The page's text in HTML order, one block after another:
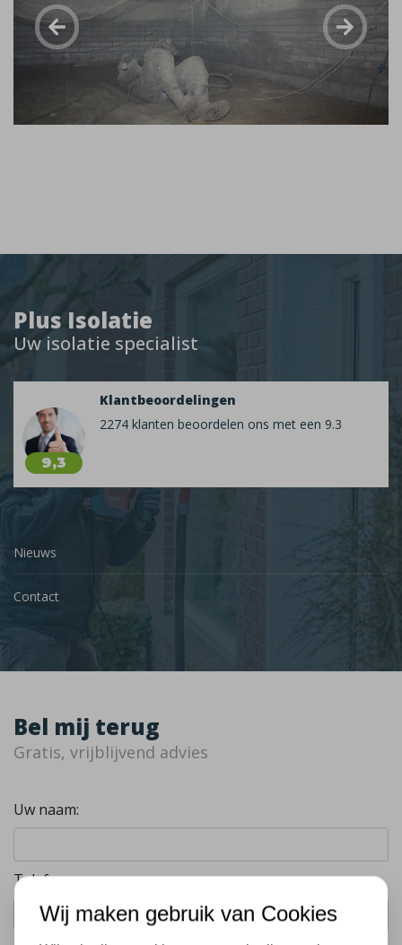
Plus Isolatie
Uw isolatie specialist
9,3
Klantbeoordelingen
2274 klanten beoordelen ons met een 9.3
Nieuws
Contact
Bel mij terug
Gratis, vrijblijvend advies
Uw naam:
Telefoonnummer:
Wij maken gebruik van Cookies